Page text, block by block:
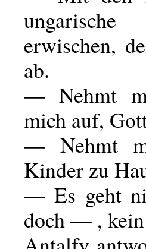
erwischen,
ab.
— Nehmt
mich auf,
— Nehmt
Kinder zu
— Es geht
doch — , kein